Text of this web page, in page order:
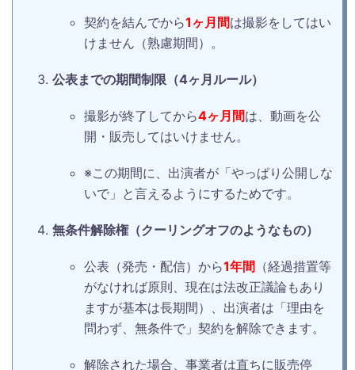
契約を結んでから1ヶ月間は撮影をしてはい
けません（熟慮期間）。
公表までの期間制限（4ヶ月ルール）
撮影が終了してから4ヶ月間は、動画を公
開・販売してはいけません。
※この期間に、出演者が「やっぱり公開しな
いで」と言えるようにするためです。
無条件解除権（クーリングオフのようなもの）
公表（発売・配信）から1年間 （経過措置等
がなければ原則、現在は法改正議論もあり
ますが基本は長期間）、出演者は「理由を
問わず、無条件で」契約を解除できます。
解除された場合、事業者は直ちに販売停